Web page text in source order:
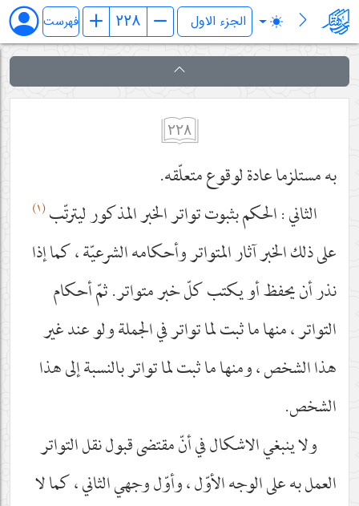
فرائد الاصول (رسائل) فهرست
٢٢٨
به مستلزما عادة لوقوع متعلّقه.
الثاني : الحكم بثبوت تواتر الخبر المذكور ليترتّب(١)
على ذلك الخبر آثار المتواتر وأحكامه الشرعيّة ، كما إذا
نذر أن يحفظ أو يكتب كلّ خبر متواتر. ثمّ أحكام
التواتر ، منها ما ثبت لما تواتر في الجملة ولو عند غير
هذا الشخص ، ومنها ما ثبت لما تواتر بالنسبة إلى هذا
الشخص.
ولا ينبغي الاشكال في أنّ مقتضى قبول نقل التواتر
العمل به على الوجه الأوّل ، وأوّل وجهي الثاني ، كما لا